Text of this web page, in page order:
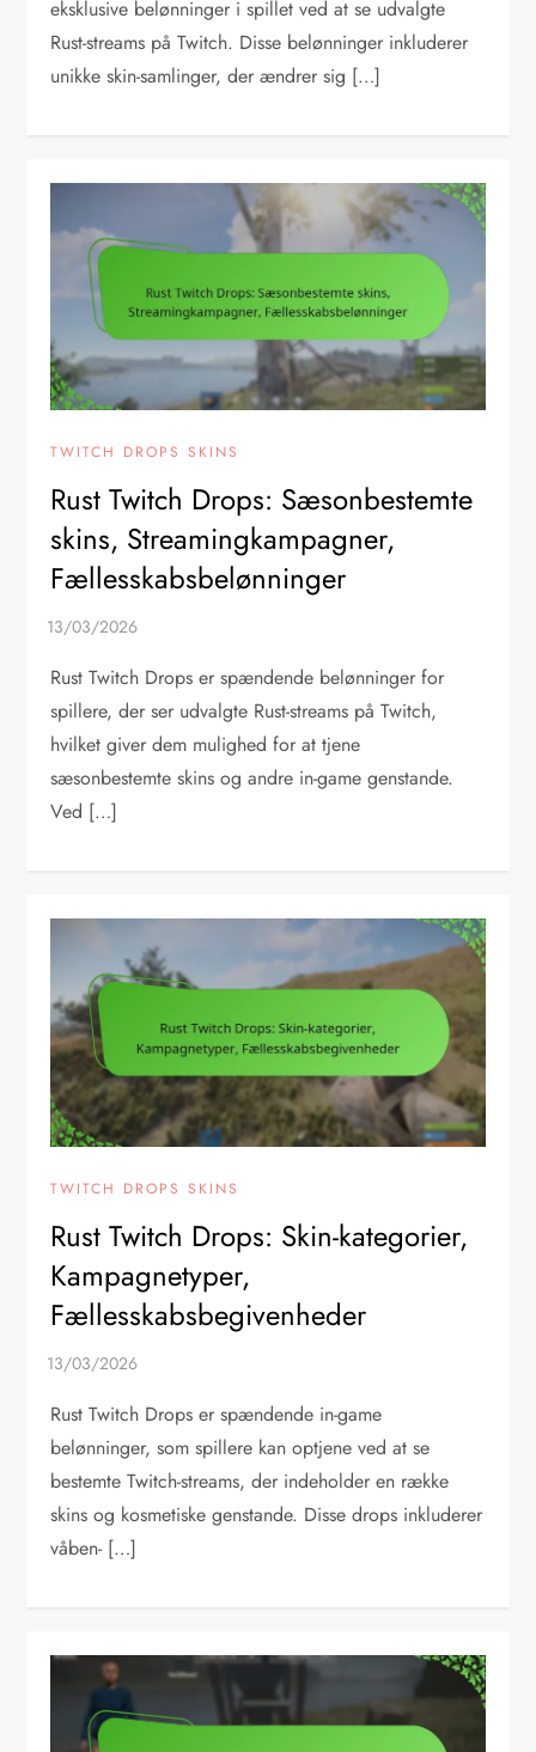
eksklusive belønninger i spillet ved at se udvalgte
Rust-streams på Twitch. Disse belønninger inkluderer
unikke skin-samlinger, der ændrer sig […]
TWITCH DROPS SKINS
Rust Twitch Drops: Sæsonbestemte
skins, Streamingkampagner,
Fællesskabsbelønninger
Rust Twitch Drops er spændende belønninger for
spillere, der ser udvalgte Rust-streams på Twitch,
hvilket giver dem mulighed for at tjene
sæsonbestemte skins og andre in-game genstande.
Ved […]
TWITCH DROPS SKINS
Rust Twitch Drops: Skin-kategorier,
Kampagnetyper,
Fællesskabsbegivenheder
Rust Twitch Drops er spændende in-game
belønninger, som spillere kan optjene ved at se
bestemte Twitch-streams, der indeholder en række
skins og kosmetiske genstande. Disse drops inkluderer
våben- […]